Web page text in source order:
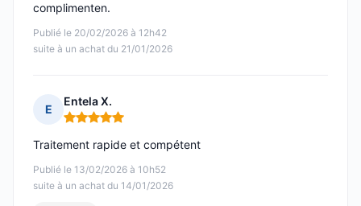
Publié le 20/02/2026 à 12h42
suite à un achat du 21/01/2026
complimenten.
E
Entela X.
Note : 5 sur 5
Publié le 13/02/2026 à 10h52
suite à un achat du 14/01/2026
Traitement rapide et compétent